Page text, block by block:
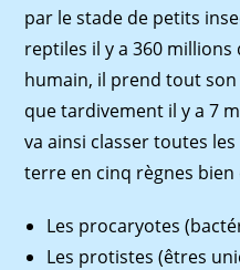
par le stade de petits
reptiles il y a 360 millions
humain, il prend tout
que tardivement il y a 7
va ainsi classer toutes
terre en cinq règnes bien
Les procaryotes
Les protistes (êtres